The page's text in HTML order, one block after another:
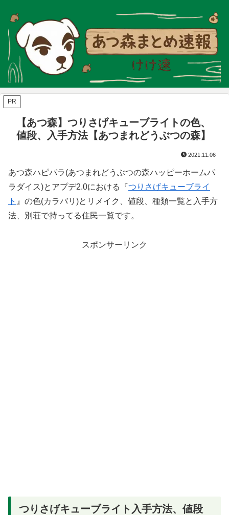
PR
【あつ森】つりさげキューブライトの色、
値段、入手方法【あつまれどうぶつの森】
2021.11.06
あつ森ハピパラ(あつまれどうぶつの森ハッピーホームパ
ラダイス)とアプデ2.0における『つりさげキューブライ
ト 』の色(カラバリ)とリメイク、値段、種類一覧と入手方
法、別荘で持ってる住民一覧です。
スポンサーリンク
つりさげキューブライト入手方法、値段